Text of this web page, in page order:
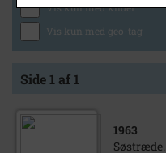
Vis kun med kilder
Vis kun med geo-tag
Side 1 af 1
1963